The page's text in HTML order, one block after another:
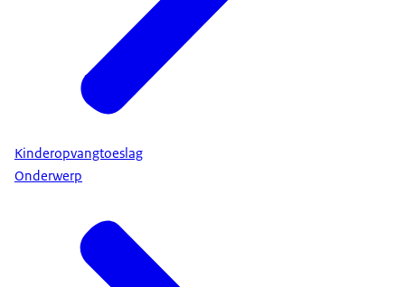
Kinderopvangtoeslag
Onderwerp